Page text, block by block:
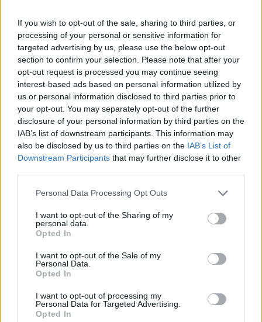
If you wish to opt-out of the sale, sharing to third parties, or
processing of your personal or sensitive information for
targeted advertising by us, please use the below opt-out
section to confirm your selection. Please note that after your
opt-out request is processed you may continue seeing
interest-based ads based on personal information utilized by
us or personal information disclosed to third parties prior to
your opt-out. You may separately opt-out of the further
disclosure of your personal information by third parties on the
IAB’s list of downstream participants. This information may
also be disclosed by us to third parties on the IAB’s List of
Downstream Participants that may further disclose it to other
Please note that this website/app uses one or more Google
not limited to your visit or usage behaviour. You may click to
grant or deny consent to Google and its third-party tags to
use your data for below specified purposes in below Google
consent section.
Personal Data Processing Opt Outs
I want to opt-out of the Sharing of my
personal data.
Opted In
I want to opt-out of the Sale of my
Personal Data.
Opted In
I want to opt-out of processing my
Personal Data for Targeted Advertising.
Opted In
Como criar uma carteira de investimentos diversificada e
equilibrada
INVESTIMENTOS